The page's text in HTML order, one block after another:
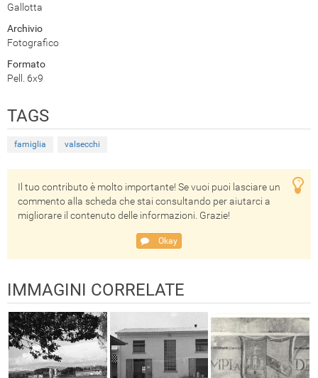
Gallotta
Archivio
Fotografico
Formato
Pell. 6x9
TAGS
famiglia valsecchi
Il tuo contributo è molto importante! Se vuoi puoi lasciare un
commento alla scheda che stai consultando per aiutarci a
migliorare il contenuto delle informazioni. Grazie!
Okay
IMMAGINI CORRELATE